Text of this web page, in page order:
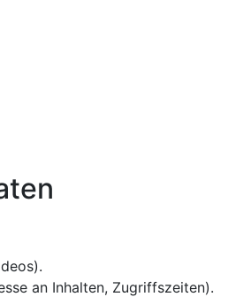
an Inhalten, Zugriffszeiten).